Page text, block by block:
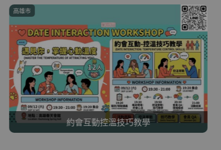
9月份聊天畫虎藍套路班3
線上授課